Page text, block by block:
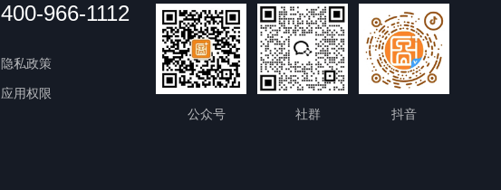
400-966-1112
隐私政策
应用权限
公众号
社群 抖音